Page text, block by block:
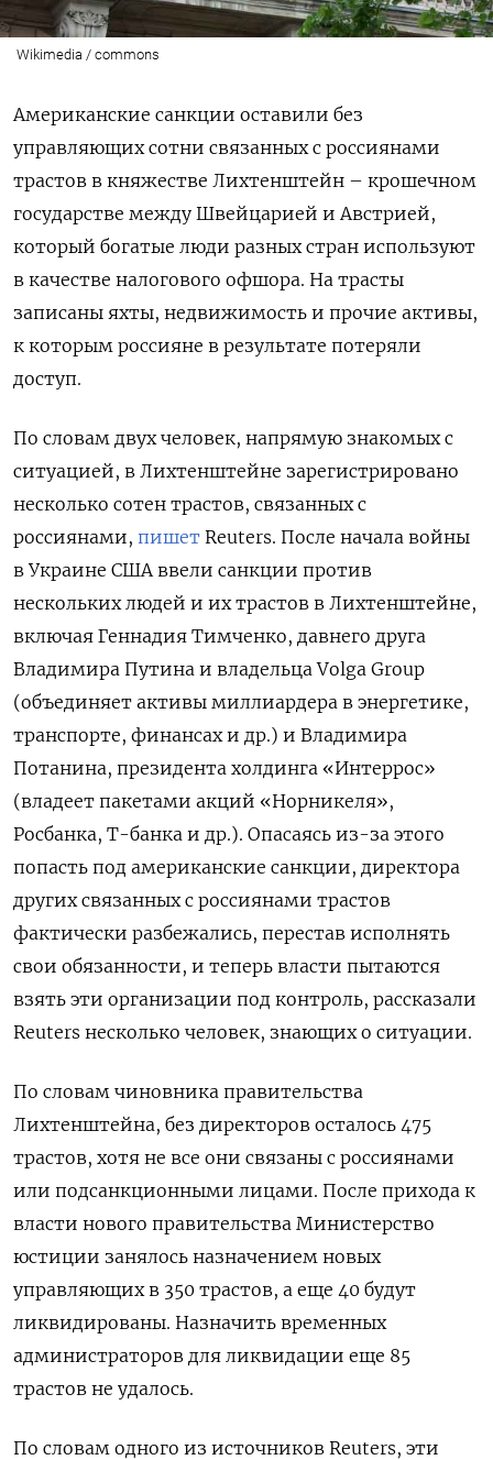
Wikimedia / commons
Американские санкции оставили без
управляющих сотни связанных с россиянами
трастов в княжестве Лихтенштейн – крошечном
государстве между Швейцарией и Австрией,
который богатые люди разных стран используют
в качестве налогового офшора. На трасты
записаны яхты, недвижимость и прочие активы,
к которым россияне в результате потеряли
доступ.
По словам двух человек, напрямую знакомых с
ситуацией, в Лихтенштейне зарегистрировано
несколько сотен трастов, связанных с
россиянами, пишет Reuters. После начала войны
в Украине США ввели санкции против
нескольких людей и их трастов в Лихтенштейне,
включая Геннадия Тимченко, давнего друга
Владимира Путина и владельца Volga Group
(объединяет активы миллиардера в энергетике,
транспорте, финансах и др.) и Владимира
Потанина, президента холдинга «Интеррос»
(владеет пакетами акций «Норникеля»,
Росбанка, Т-банка и др.). Опасаясь из-за этого
попасть под американские санкции, директора
других связанных с россиянами трастов
фактически разбежались, перестав исполнять
свои обязанности, и теперь власти пытаются
взять эти организации под контроль, рассказали
Reuters несколько человек, знающих о ситуации.
По словам чиновника правительства
Лихтенштейна, без директоров осталось 475
трастов, хотя не все они связаны с россиянами
или подсанкционными лицами. После прихода к
власти нового правительства Министерство
юстиции занялось назначением новых
управляющих в 350 трастов, а еще 40 будут
ликвидированы. Назначить временных
администраторов для ликвидации еще 85
трастов не удалось.
По словам одного из источников Reuters, эти